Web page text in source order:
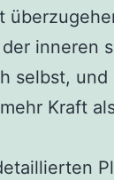
inneren
selbst,
Kraft